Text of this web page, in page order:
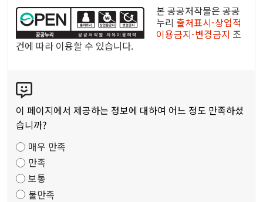
공
리
공
저
작
물
본 공공저작물은 공공
누리 출처표시-상업적
이용금지-변경금지 조
건에 따라 이용할 수 있습니다.
텐
츠
만
도
조
사
이 페이지에서 제공하는 정보에 대하여 어느 정도 만족하셨
습니까?
매우 만족
만족
보통
불만족